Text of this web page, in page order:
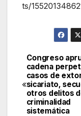
ts/
de
entradas
Congreso
cadena
casos de
sicariato,
otros delitos
criminalidad
sistemática